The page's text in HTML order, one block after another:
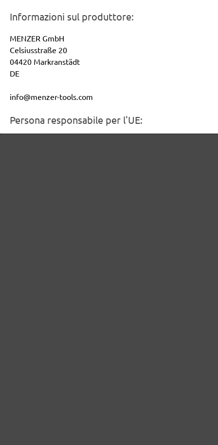
Informazioni sul produttore:
MENZER GmbH
Celsiusstraße 20
04420 Markranstädt
DE
info@menzer-tools.com
Persona responsabile per l'UE: